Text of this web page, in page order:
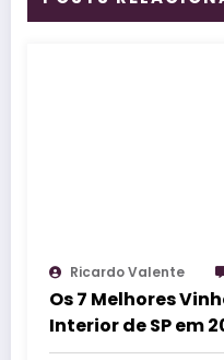
Ricardo Valente
Os 7 Melhores
Interior de SP em